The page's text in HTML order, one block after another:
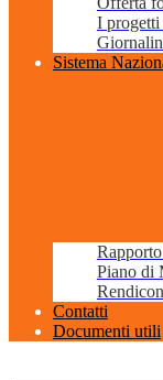
I progetti
Sistema
Piano di
Contatti
Documenti utili